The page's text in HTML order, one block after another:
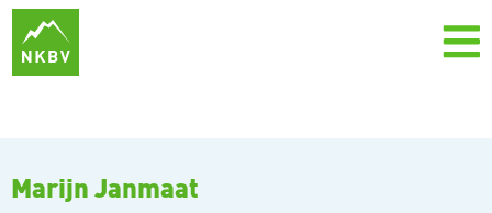
Marijn Janmaat